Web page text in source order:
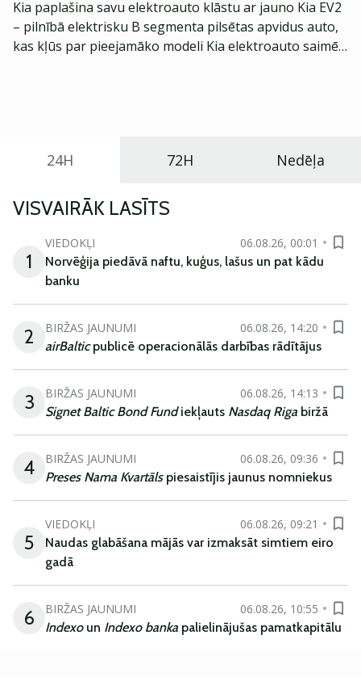
Kia paplašina savu elektroauto klāstu ar jauno Kia EV2
– pilnībā elektrisku B segmenta pilsētas apvidus auto,
kas kļūs par pieejamāko modeli Kia elektroauto saimē
24H 72H Nedēļa
VISVAIRĀK LASĪTS
1
VIEDOKĻI
06.08.26, 00:01
Norvēģija piedāvā naftu, kuģus, lašus un pat kādu
banku
2 BIRŽAS JAUNUMI
06.08.26, 14:20
airBalticpublicē operacionālās darbības rādītājus
3 BIRŽAS JAUNUMI
06.08.26, 14:13
Signet Baltic Bond Fundiekļauts Nasdaq Riga biržā
4 BIRŽAS JAUNUMI
06.08.26, 09:36
Preses Nama Kvartāls piesaistījis jaunus nomniekus
5
VIEDOKĻI
06.08.26, 09:21
Naudas glabāšana mājās var izmaksāt simtiem eiro
gadā
6 BIRŽAS JAUNUMI
06.08.26, 10:55
Indexoun Indexo banka palielinājušas pamatkapitālu